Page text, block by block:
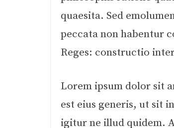
quaesita. Sed
peccata non habentur
Reges: constructio
Lorem ipsum dolor sit
est eius generis, ut sit
igitur ne illud quidem.